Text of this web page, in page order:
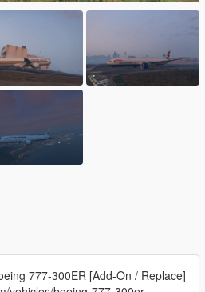
777-300ER [Add-On / Replace]